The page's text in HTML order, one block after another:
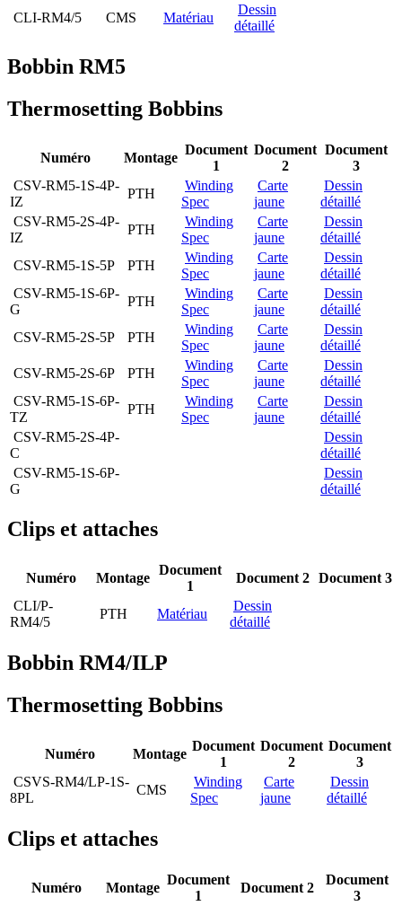
CLI-RM4/5
CMS Matériau
Dessin
détaillé
Bobbin RM5
Thermosetting Bobbins
Numéro Montage
Document
1
Document
2
Document
3
CSV-RM5-1S-4P-
IZ
PTH
Winding
Spec
Carte
jaune
Dessin
détaillé
CSV-RM5-2S-4P-
IZ
PTH
Winding
Spec
Carte
jaune
Dessin
détaillé
CSV-RM5-1S-5P
PTH
Winding
Spec
Carte
jaune
Dessin
détaillé
CSV-RM5-1S-6P-
G
PTH
Winding
Spec
Carte
jaune
Dessin
détaillé
CSV-RM5-2S-5P
PTH
Winding
Spec
Carte
jaune
Dessin
détaillé
CSV-RM5-2S-6P
PTH
Winding
Spec
Carte
jaune
Dessin
détaillé
CSV-RM5-1S-6P-
TZ
PTH
Winding
Spec
Carte
jaune
Dessin
détaillé
CSV-RM5-2S-4P-
C
Dessin
détaillé
CSV-RM5-1S-6P-
G
Dessin
détaillé
Clips et attaches
Numéro Montage
Document
1
Document 2
Document 3
CLI/P-
RM4/5
PTH Matériau
Dessin
détaillé
Bobbin RM4/ILP
Thermosetting Bobbins
Numéro Montage
Document
1
Document
2
Document
3
CSVS-RM4/LP-1S-
8PL
CMS
Winding
Spec
Carte
jaune
Dessin
détaillé
Clips et attaches
Numéro Montage
Document
1
Document 2
Document
3